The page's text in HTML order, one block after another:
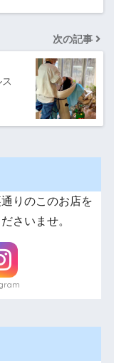
次の記事
りのこのお店を
さいませ。